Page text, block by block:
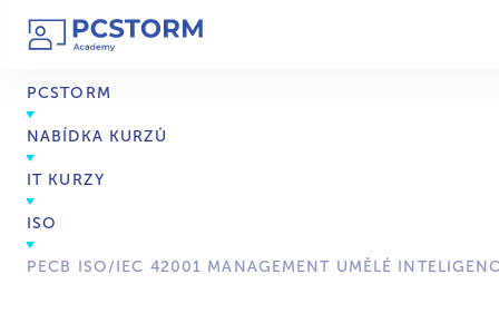
PCSTORM
NABÍDKA KURZŮ
IT KURZY
ISO
PECB ISO/IEC 42001 MANAGEMENT UMĚLÉ